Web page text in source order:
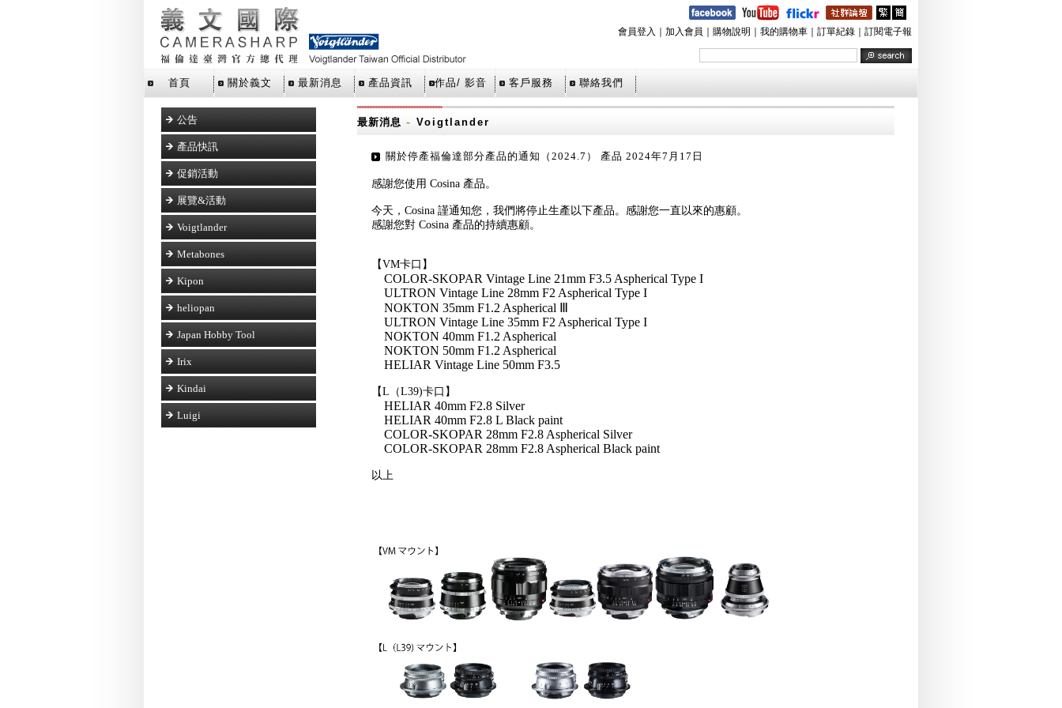
會員登入 加入會員 購物說明 我的購物車 訂單紀錄 訂閱電子報
首頁 關於義文 最新消息 產品資訊 作品/ 影音 客戶服務 聯絡我們
公告
產品快訊
促銷活動
展覽&活動
Voigtlander
Metabones
Kipon
heliopan
Japan Hobby Tool
Irix
Kindai
Luigi
最新消息 - Voigtlander
關於停產福倫達部分產品的通知（2024.7） 產品 2024年7月17日
感謝您使用 Cosina 產品。
今天，Cosina 謹通知您，我們將停止生產以下產品。感謝您一直以來的惠顧。
感謝您對 Cosina 產品的持續惠顧。
【VM卡口】
COLOR-SKOPAR Vintage Line 21mm F3.5 Aspherical Type I
ULTRON Vintage Line 28mm F2 Aspherical Type I
NOKTON 35mm F1.2 Aspherical Ⅲ
ULTRON Vintage Line 35mm F2 Aspherical Type I
NOKTON 40mm F1.2 Aspherical
NOKTON 50mm F1.2 Aspherical
HELIAR Vintage Line 50mm F3.5
【L（L39)卡口】
HELIAR 40mm F2.8 Silver
HELIAR 40mm F2.8 L Black paint
COLOR-SKOPAR 28mm F2.8 Aspherical Silver
COLOR-SKOPAR 28mm F2.8 Aspherical Black paint
以上